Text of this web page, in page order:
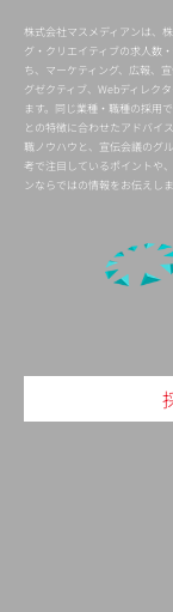
株式会社マスメディアンは、
グ・クリエイティブの求人数
ち、マーケティング、広報、
グゼクティブ、Webディレク
ます。同じ業種・職種の採用
との特徴に合わせたアドバイ
職ノウハウと、宣伝会議のグ
考で注目しているポイントや
ンならではの情報をお伝えしま